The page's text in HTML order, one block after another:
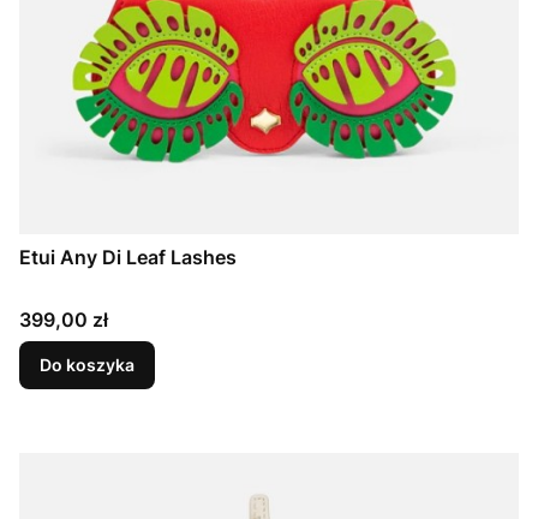
Etui Any Di Leaf Lashes
Cena
399,00 zł
Do koszyka